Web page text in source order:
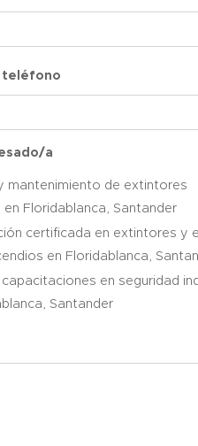
teléfono
a
mantenimiento de extintores
Floridablanca, Santander
certificada en extintores y
en Floridablanca,
en seguridad
Santander